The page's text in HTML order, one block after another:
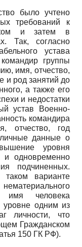
было учтено
требований к
и затем в
Так, согласно
устава
группы
имя, отчество,
и род занятий до
а также его
и недостатки
устав Военно-
командира
отчество, год
данные о
уровня
одновременно
подчиненных.
варианте
имя человека
уровне одним из
личности, что
Гражданском
150 ГК РФ).